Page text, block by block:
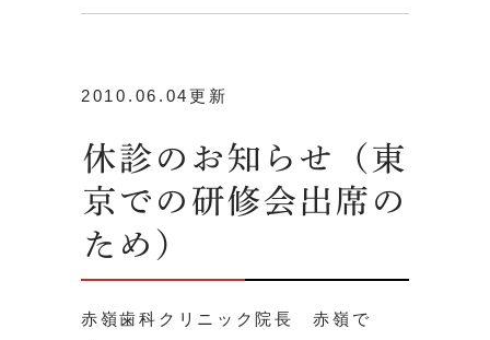
2010.06.04更新
休診のお知らせ（東
京での研修会出席の
ため）
赤嶺歯科クリニック院長 赤嶺で